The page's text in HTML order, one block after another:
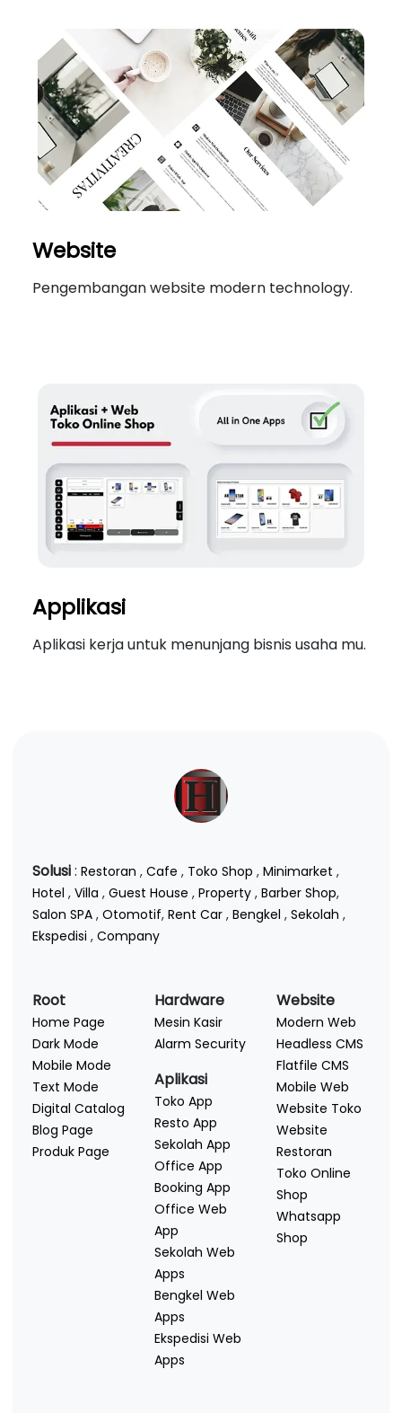
Website
Pengembangan website modern technology.
Applikasi
Aplikasi kerja untuk menunjang bisnis usaha mu.
Solusi: Restoran , Cafe , Toko Shop , Minimarket ,
Hotel , Villa , Guest House , Property , Barber Shop,
Salon SPA , Otomotif, Rent Car , Bengkel , Sekolah ,
Ekspedisi , Company
Root
Home Page
Dark Mode
Mobile Mode
Text Mode
Digital Catalog
Blog Page
Produk Page
Hardware
Mesin Kasir
Alarm Security
Aplikasi
Toko App
Resto App
Sekolah App
Office App
Booking App
Office Web
App
Sekolah Web
Apps
Bengkel Web
Apps
Ekspedisi Web
Apps
Website
Modern Web
Headless CMS
Flatfile CMS
Mobile Web
Website Toko
Website
Restoran
Toko Online
Shop
Whatsapp
Shop